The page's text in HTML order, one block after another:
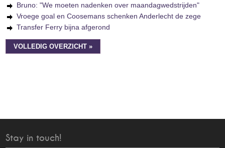
Bruno: "We moeten nadenken over maandagwedstrijden"
Vroege goal en Coosemans schenken Anderlecht de zege
Transfer Ferry bijna afgerond
VOLLEDIG OVERZICHT »
Stay in touch!